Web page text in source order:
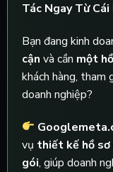
Tác Ngay Từ
Bạn đang kinh
cận và cần một
khách hàng, tham
doanh nghiệp?
vụ thiết kế hồ
gói, giúp doanh